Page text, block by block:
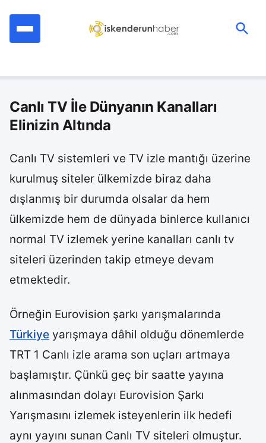
Canlı TV İle Dünyanın Kanalları
Elinizin Altında
Canlı TV sistemleri ve TV izle mantığı üzerine
kurulmuş siteler ülkemizde biraz daha
dışlanmış bir durumda olsalar da hem
ülkemizde hem de dünyada binlerce kullanıcı
normal TV izlemek yerine kanalları canlı tv
siteleri üzerinden takip etmeye devam
etmektedir.
Örneğin Eurovision şarkı yarışmalarında
Türkiye yarışmaya dâhil olduğu dönemlerde
TRT 1 Canlı izle arama son uçları artmaya
başlamıştır. Çünkü geç bir saatte yayına
alınmasından dolayı Eurovision Şarkı
Yarışmasını izlemek isteyenlerin ilk hedefi
aynı yayını sunan Canlı TV siteleri olmuştur.